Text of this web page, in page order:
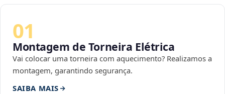
01
Montagem de Torneira Elétrica
Vai colocar uma torneira com aquecimento? Realizamos a
montagem, garantindo segurança.
SAIBA MAIS